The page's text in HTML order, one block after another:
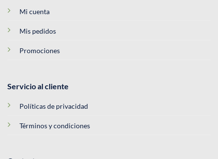
Mi cuenta
Mis pedidos
Promociones
Servicio al cliente
Políticas de privacidad
Términos y condiciones